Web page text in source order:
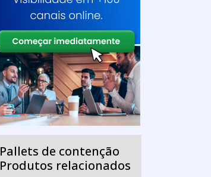
Pallets de contenção
Produtos relacionados